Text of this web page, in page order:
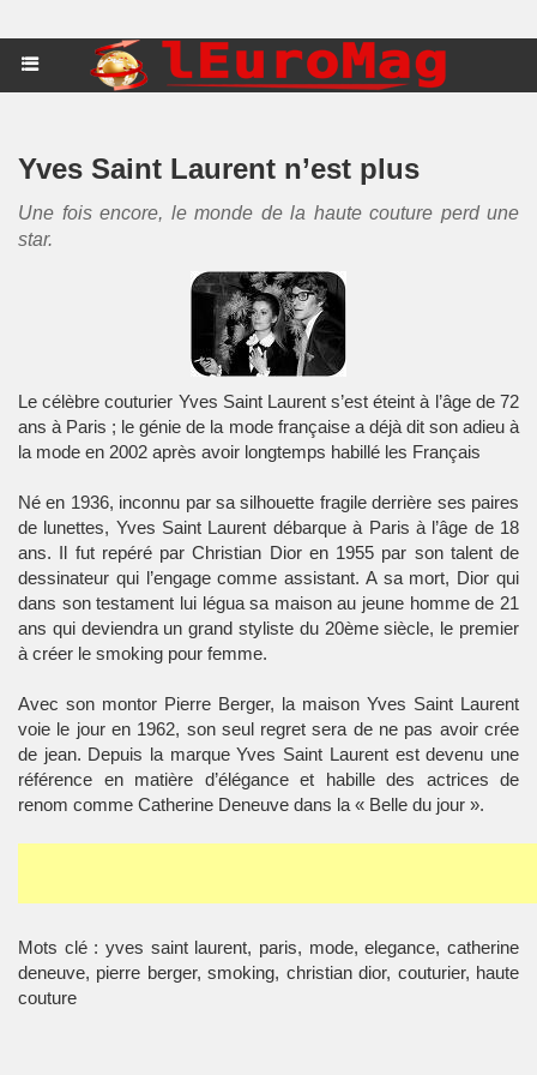
Yves Saint Laurent n’est plus
Une fois encore, le monde de la haute couture perd une
star.
Le célèbre couturier Yves Saint Laurent s’est éteint à l’âge de 72
ans à Paris ; le génie de la mode française a déjà dit son adieu à
la mode en 2002 après avoir longtemps habillé les Français
Né en 1936, inconnu par sa silhouette fragile derrière ses paires
de lunettes, Yves Saint Laurent débarque à Paris à l’âge de 18
ans. Il fut repéré par Christian Dior en 1955 par son talent de
dessinateur qui l’engage comme assistant. A sa mort, Dior qui
dans son testament lui légua sa maison au jeune homme de 21
ans qui deviendra un grand styliste du 20ème siècle, le premier
à créer le smoking pour femme.
Avec son montor Pierre Berger, la maison Yves Saint Laurent
voie le jour en 1962, son seul regret sera de ne pas avoir crée
de jean. Depuis la marque Yves Saint Laurent est devenu une
référence en matière d’élégance et habille des actrices de
renom comme Catherine Deneuve dans la « Belle du jour ».
Mots clé : yves saint laurent, paris, mode, elegance, catherine
deneuve, pierre berger, smoking, christian dior, couturier, haute
couture